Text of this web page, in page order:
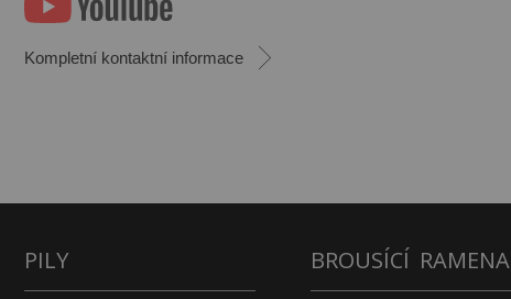
Kompletní kontaktní informace
PILY BROUSÍCÍ RAMENA